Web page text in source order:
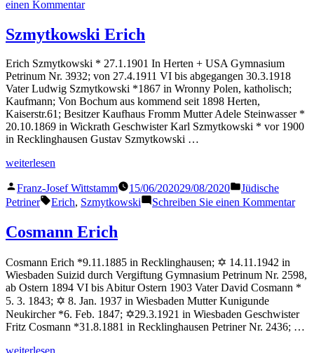
einen Kommentarzu
Erich
Szmytkowski Erich
Erich Szmytkowski * 27.1.1901 In Herten + USA Gymnasium
Petrinum Nr. 3932; von 27.4.1911 VI bis abgegangen 30.3.1918
Vater Ludwig Szmytkowski *1867 in Wronny Polen, katholisch;
Kaufmann; Von Bochum aus kommend seit 1898 Herten,
Kaiserstr.61; Besitzer Kaufhaus Fromm Mutter Adele Steinwasser *
20.10.1869 in Wickrath Geschwister Karl Szmytkowski * vor 1900
in Recklinghausen Gustav Szmytkowski …
„Szmytkowski
weiterlesen
Veröffentlicht
von
Franz-Josef Wittstamm 15/06/202029/08/2020
Veröffentlicht
in
Jüdische
Petriner
Schlagwörter:
Erich, Szmytkowski Schreiben Sie einen Kommentarzu
Cosmann Erich
Cosmann Erich *9.11.1885 in Recklinghausen; ✡ 14.11.1942 in
Wiesbaden Suizid durch Vergiftung Gymnasium Petrinum Nr. 2598,
ab Ostern 1894 VI bis Abitur Ostern 1903 Vater David Cosmann *
5. 3. 1843; ✡ 8. Jan. 1937 in Wiesbaden Mutter Kunigunde
Neukircher *6. Feb. 1847; ✡29.3.1921 in Wiesbaden Geschwister
Fritz Cosmann *31.8.1881 in Recklinghausen Petriner Nr. 2436; …
„Cosmann